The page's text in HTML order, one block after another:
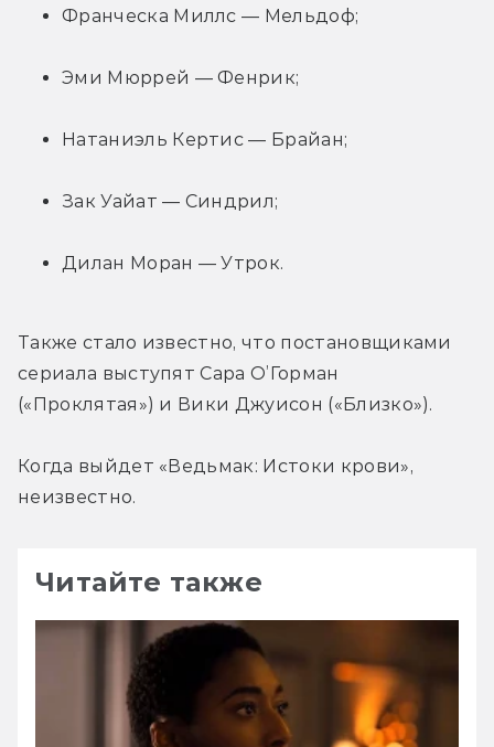
Франческа Миллс — Мельдоф;
Эми Мюррей — Фенрик;
Натаниэль Кертис — Брайан;
Зак Уайат — Синдрил;
Дилан Моран — Утрок.
Также стало известно, что постановщиками
сериала выступят Сара О’Горман
(«Проклятая») и Вики Джуисон («Близко»).
Когда выйдет «Ведьмак: Истоки крови»,
неизвестно.
Читайте также